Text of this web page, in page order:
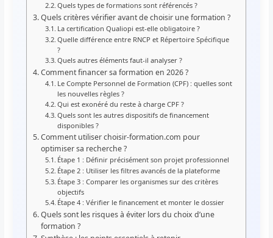
Quels types de formations sont référencés ?
Quels critères vérifier avant de choisir une formation ?
La certification Qualiopi est-elle obligatoire ?
Quelle différence entre RNCP et Répertoire Spécifique
?
Quels autres éléments faut-il analyser ?
Comment financer sa formation en 2026 ?
Le Compte Personnel de Formation (CPF) : quelles sont
les nouvelles règles ?
Qui est exonéré du reste à charge CPF ?
Quels sont les autres dispositifs de financement
disponibles ?
Comment utiliser choisir-formation.com pour
optimiser sa recherche ?
Étape 1 : Définir précisément son projet professionnel
Étape 2 : Utiliser les filtres avancés de la plateforme
Étape 3 : Comparer les organismes sur des critères
objectifs
Étape 4 : Vérifier le financement et monter le dossier
Quels sont les risques à éviter lors du choix d’une
formation ?